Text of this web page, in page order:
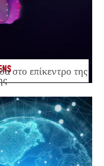
στο επίκεντρο της